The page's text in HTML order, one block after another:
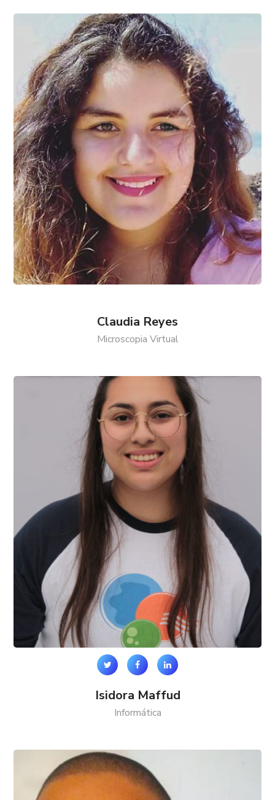
Claudia Reyes
Microscopia Virtual
Isidora Maffud
Informática